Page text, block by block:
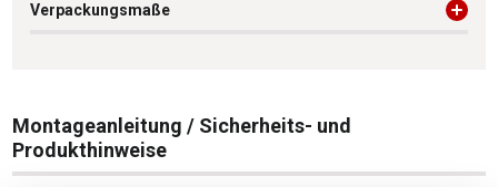
Verpackungsmaße
Montageanleitung / Sicherheits- und
Produkthinweise